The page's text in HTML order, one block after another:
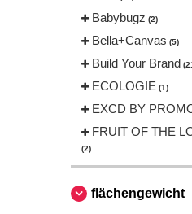
Babybugz (2)
Bella+Canvas (5)
Build Your Brand
ECOLOGIE (1)
EXCD BY
FRUIT OF THE
(2)
Finden & Hales (1)
Fruit of the Loom
flächengewicht